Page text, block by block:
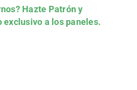
Hazte Patróny
exclusivo a los paneles.